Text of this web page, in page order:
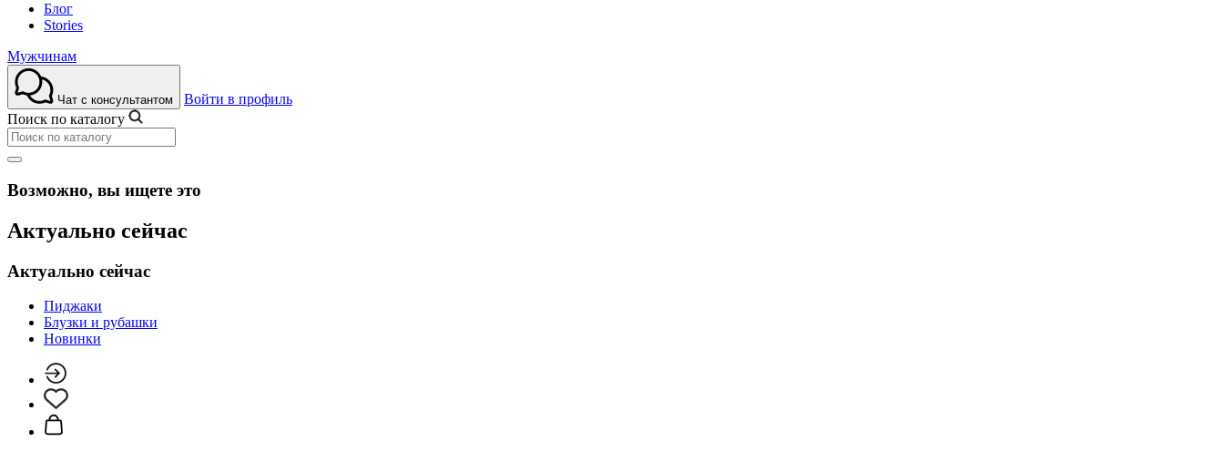
Блог
Stories
Мужчинам
Чат с консультантом
Войти в профиль
Поиск по каталогу
Возможно, вы ищете это
Актуально сейчас
Актуально сейчас
Пиджаки
Блузки и рубашки
Новинки